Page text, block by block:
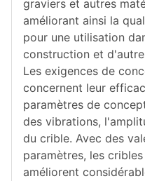
graviers et autres
améliorant ainsi la
pour une utilisation
construction et
Les exigences de
concernent leur
paramètres de
des vibrations,
du crible. Avec des
paramètres, les
améliorent